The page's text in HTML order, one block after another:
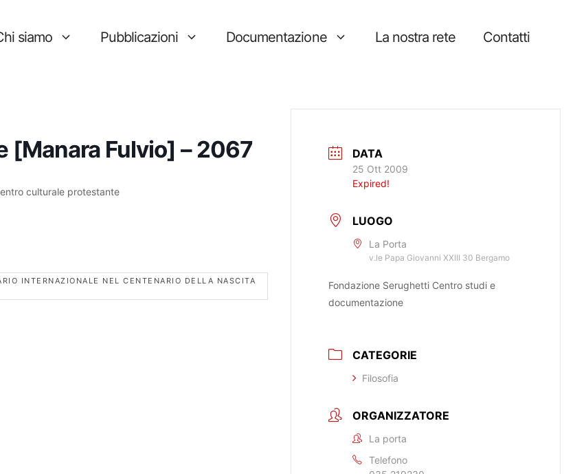
siamo Pubblicazioni Documentazione La nostra rete Contatti
[Manara Fulvio] – 2067
culturale protestante
INTERNAZIONALE NEL CENTENARIO DELLA NASCITA
DATA
25 Ott 2009
Expired!
LUOGO
La Porta
v.le Papa Giovanni XXIII 30 Bergamo
Fondazione Serughetti Centro studi e
documentazione
CATEGORIE
Filosofia
ORGANIZZATORE
La porta
Telefono